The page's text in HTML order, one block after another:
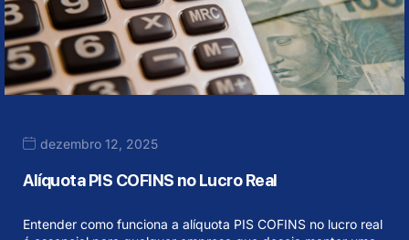
dezembro 12, 2025
Alíquota PIS COFINS no Lucro Real
Entender como funciona a alíquota PIS COFINS no lucro real